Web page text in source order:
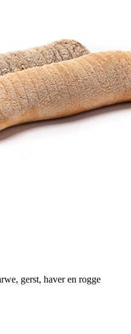
gerst, haver en rogge